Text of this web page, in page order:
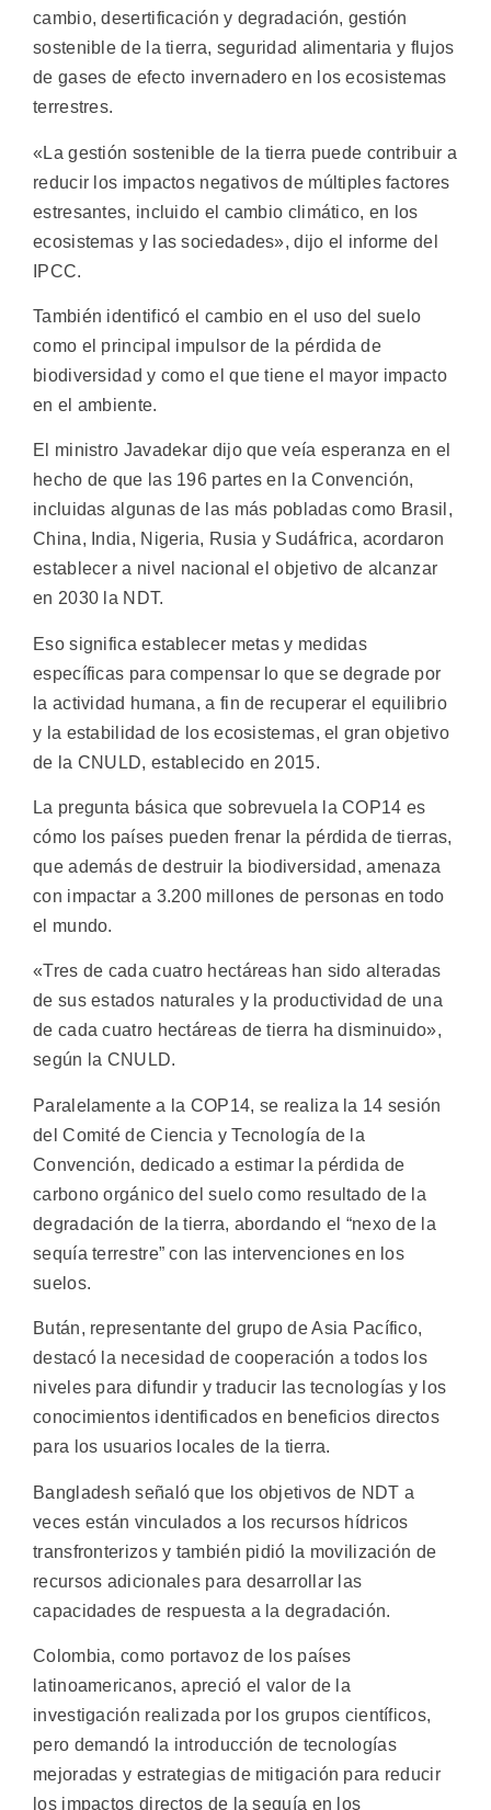
cambio, desertificación y degradación, gestión
sostenible de la tierra, seguridad alimentaria y flujos
de gases de efecto invernadero en los ecosistemas
terrestres.
«La gestión sostenible de la tierra puede contribuir a
reducir los impactos negativos de múltiples factores
estresantes, incluido el cambio climático, en los
ecosistemas y las sociedades», dijo el informe del
IPCC.
También identificó el cambio en el uso del suelo
como el principal impulsor de la pérdida de
biodiversidad y como el que tiene el mayor impacto
en el ambiente.
El ministro Javadekar dijo que veía esperanza en el
hecho de que las 196 partes en la Convención,
incluidas algunas de las más pobladas como Brasil,
China, India, Nigeria, Rusia y Sudáfrica, acordaron
establecer a nivel nacional el objetivo de alcanzar
en 2030 la NDT.
Eso significa establecer metas y medidas
específicas para compensar lo que se degrade por
la actividad humana, a fin de recuperar el equilibrio
y la estabilidad de los ecosistemas, el gran objetivo
de la CNULD, establecido en 2015.
La pregunta básica que sobrevuela la COP14 es
cómo los países pueden frenar la pérdida de tierras,
que además de destruir la biodiversidad, amenaza
con impactar a 3.200 millones de personas en todo
el mundo.
«Tres de cada cuatro hectáreas han sido alteradas
de sus estados naturales y la productividad de una
de cada cuatro hectáreas de tierra ha disminuido»,
según la CNULD.
Paralelamente a la COP14, se realiza la 14 sesión
del Comité de Ciencia y Tecnología de la
Convención, dedicado a estimar la pérdida de
carbono orgánico del suelo como resultado de la
degradación de la tierra, abordando el “nexo de la
sequía terrestre” con las intervenciones en los
suelos.
Bután, representante del grupo de Asia Pacífico,
destacó la necesidad de cooperación a todos los
niveles para difundir y traducir las tecnologías y los
conocimientos identificados en beneficios directos
para los usuarios locales de la tierra.
Bangladesh señaló que los objetivos de NDT a
veces están vinculados a los recursos hídricos
transfronterizos y también pidió la movilización de
recursos adicionales para desarrollar las
capacidades de respuesta a la degradación.
Colombia, como portavoz de los países
latinoamericanos, apreció el valor de la
investigación realizada por los grupos científicos,
pero demandó la introducción de tecnologías
mejoradas y estrategias de mitigación para reducir
los impactos directos de la sequía en los